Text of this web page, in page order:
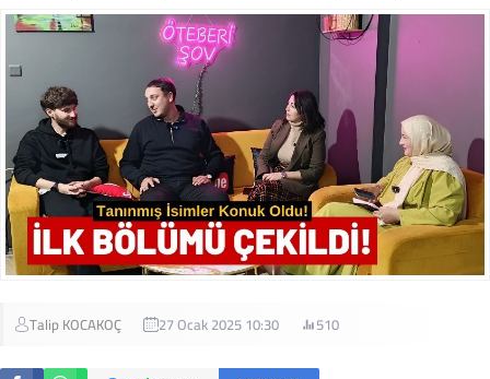
Talip KOCAKOÇ 27 Ocak 2025 10:30 510